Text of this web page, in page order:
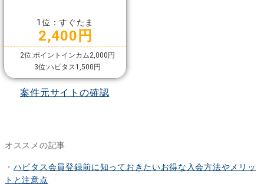
1位：すぐたま
2,400円
2位:ポイントインカム2,000円
3位:ハピタス1,500円
案件元サイトの確認
オススメの記事
・ ハピタス会員登録前に知っておきたいお得な入会方法やメリッ
トと注意点